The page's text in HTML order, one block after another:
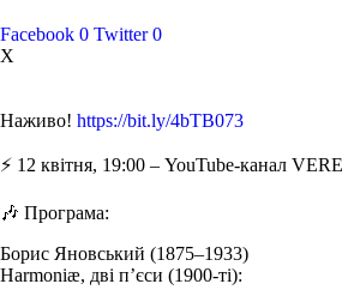
Facebook 0 Twitter 0
X
Наживо! https://bit.ly/4bTB073
⚡️ 12 квітня, 19:00 – YouTube-канал
🎶 Програма:
Борис Яновський (1875–1933)
Harmoniæ, дві п’єси (1900-ті):